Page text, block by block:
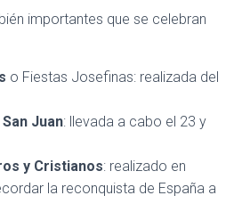
importantes que se celebran
o Fiestas Josefinas: realizada del
Juan: llevada a cabo el 23 y
y Cristianos: realizado en
la reconquista de España a